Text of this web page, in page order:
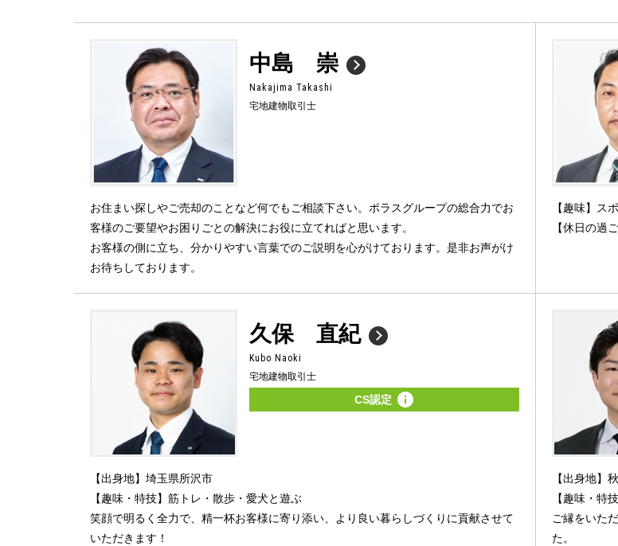
中島 崇
Nakajima Takashi
宅地建物取引士
お住まい探しやご売却のことなど何でもご相談下さい。ポラスグループの総合力でお
客様のご要望やお困りごとの解決にお役に立てればと思います。
お客様の側に立ち、分かりやすい言葉でのご説明を心がけております。是非お声がけ
お待ちしております。
【趣味】ス
【休日の過
久保 直紀
Kubo Naoki
宅地建物取引士
CS認定
【出身地】埼玉県所沢市
【趣味・特技】筋トレ・散歩・愛犬と遊ぶ
笑顔で明るく全力で、精一杯お客様に寄り添い、より良い暮らしづくりに貢献させて
いただきます！
【出身地】
【趣味・特
ご縁をいた
た。